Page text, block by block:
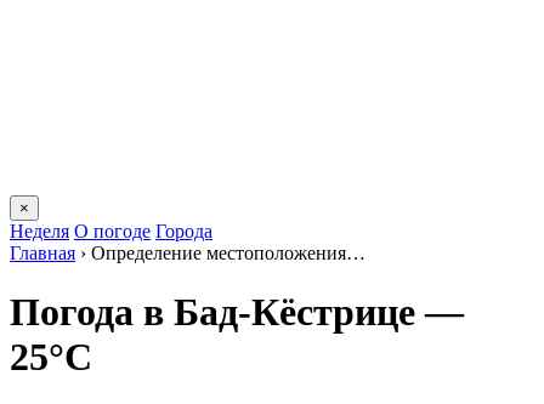
×
Неделя О погоде Города
Главная › Определение местоположения…
Погода в Бад-Кёстрице —
25°C